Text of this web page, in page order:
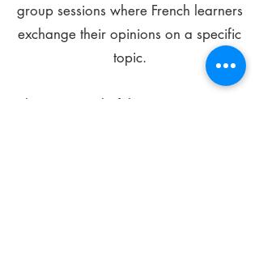
group sessions where French learners
exchange their opinions on a specific
topic.
The main goal of these meetings is to